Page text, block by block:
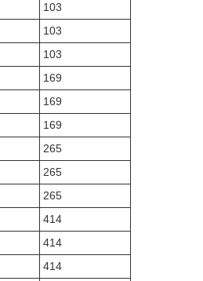
103
103
103
169
169
169
265
265
265
414
414
414